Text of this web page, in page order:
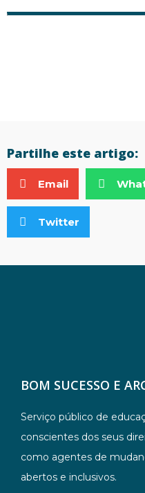
Partilhe este artigo:
Email
Twitter
BOM SUCESSO E
Serviço público de
conscientes dos seus
como agentes de
abertos e inclusivos.